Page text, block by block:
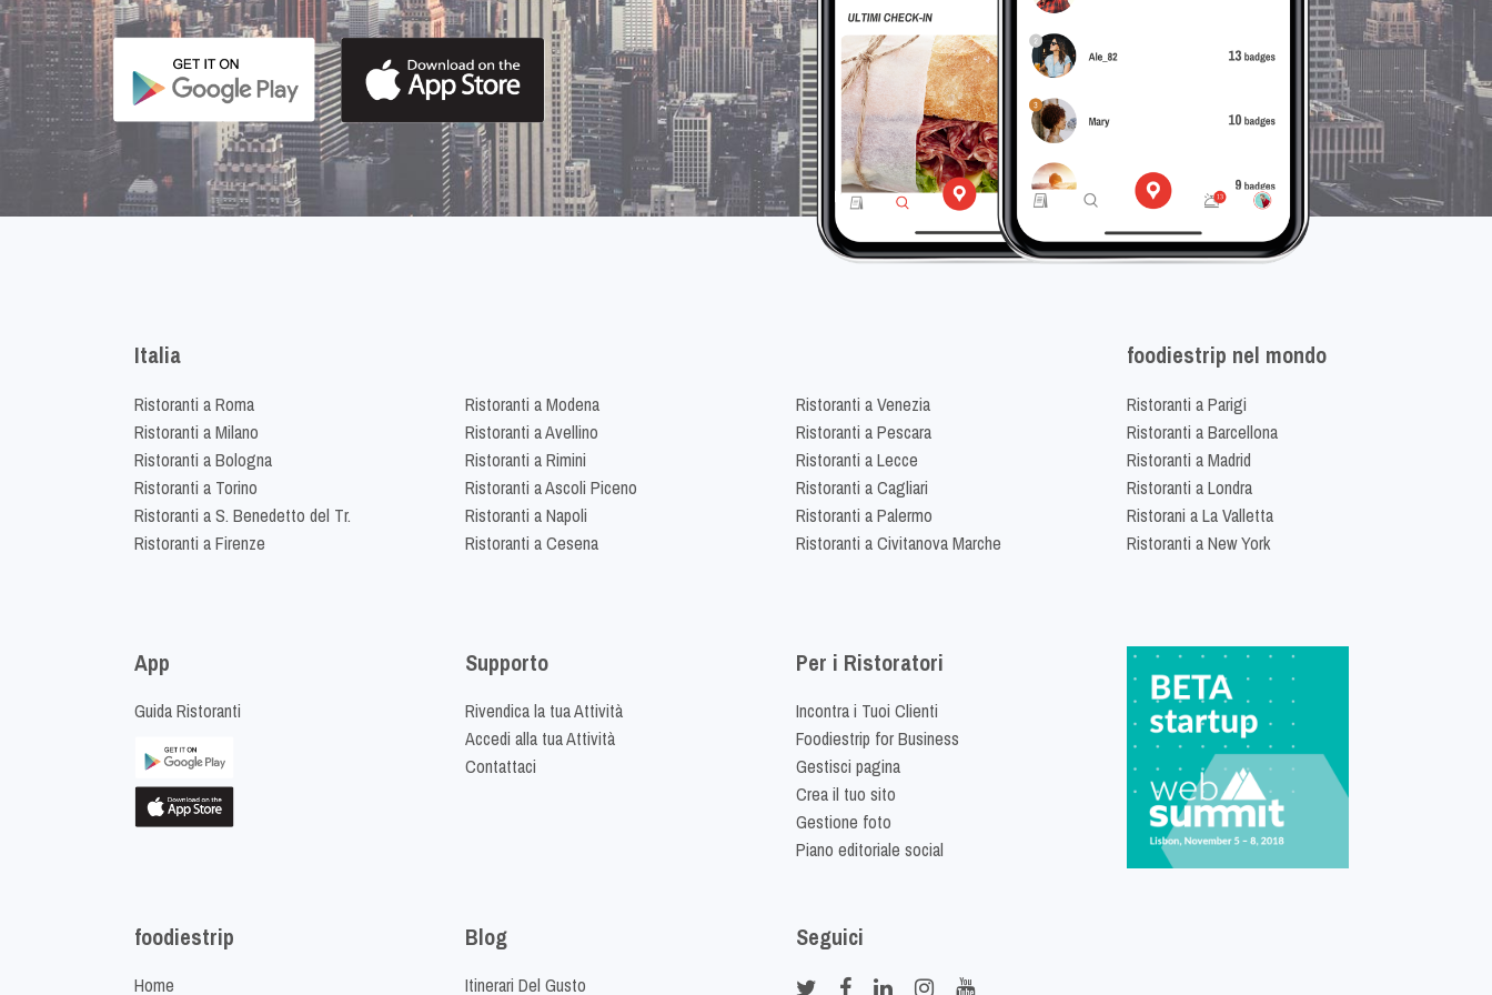
Italia
Ristoranti a Roma
Ristoranti a Milano
Ristoranti a Bologna
Ristoranti a Torino
Ristoranti a S. Benedetto del Tr.
Ristoranti a Firenze
Ristoranti a Modena
Ristoranti a Avellino
Ristoranti a Rimini
Ristoranti a Ascoli Piceno
Ristoranti a Napoli
Ristoranti a Cesena
Ristoranti a Venezia
Ristoranti a Pescara
Ristoranti a Lecce
Ristoranti a Cagliari
Ristoranti a Palermo
Ristoranti a Civitanova Marche
foodiestrip nel mondo
Ristoranti a Parigi
Ristoranti a Barcellona
Ristoranti a Madrid
Ristoranti a Londra
Ristorani a La Valletta
Ristoranti a New York
App
Guida Ristoranti
Supporto
Rivendica la tua Attività
Accedi alla tua Attività
Contattaci
Per i Ristoratori
Incontra i Tuoi Clienti
Foodiestrip for Business
Gestisci pagina
Crea il tuo sito
Gestione foto
Piano editoriale social
foodiestrip
Home
Blog
Itinerari Del Gusto
Seguici